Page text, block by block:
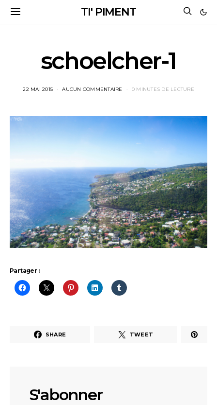
TI' PIMENT
schoelcher-1
22 MAI 2015 AUCUN COMMENTAIRE 0 MINUTES DE LECTURE
Partager :
SHARE TWEET
S'abonner